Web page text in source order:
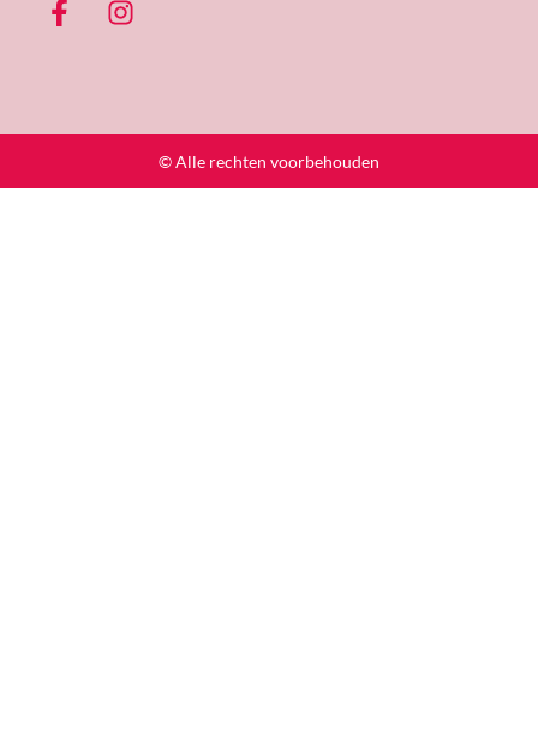
© Alle rechten voorbehouden